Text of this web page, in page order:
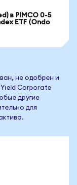
в PIMCO 0-5
ETF (Ondo
не одобрен и
Yield Corporate
другие
для